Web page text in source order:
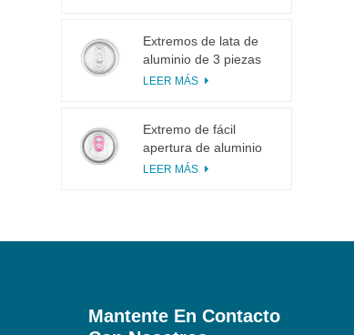
Extremos de lata de
aluminio de 3 piezas
200 SOT para
LEER MÁS
Extremo de fácil
apertura de aluminio
inciso con pestaña
LEER MÁS
Mantente En Contacto